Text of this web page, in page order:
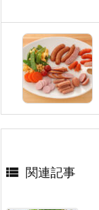
 関連記事